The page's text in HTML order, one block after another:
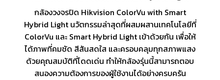
กล้องวงจรปิด Hikvision ColorVu with Smart
Hybrid Light นวัตกรรมล่าสุดที่ผสมผสานเทคโนโลยีที่
ColorVu และ Smart Hybrid Light เข้าด้วยกัน เพื่อให้
ได้ภาพที่คมชัด สีสันสดใส และครอบคลุมทุกสภาพแสง
ด้วยคุณสมบัติที่โดดเด่น ทำให้กล้องรุ่นนี้สามารถตอบ
สนองความต้องการของผู้ใช้งานได้อย่างครบครัน